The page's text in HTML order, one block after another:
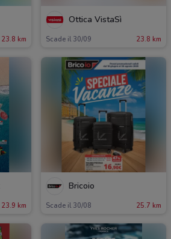
23.8 km
Ottica VistaSì
Scade il 30/09 23.8 km
23.9 km
Bricoio
Scade il 30/08 25.7 km